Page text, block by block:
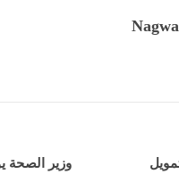
وزير الصحة